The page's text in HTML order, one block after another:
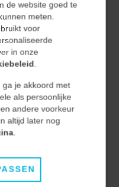
klanten begrijpen
we deze naar
relevantie en
de website goed te
meten.
voor
in onze
.
ga je akkoord met
als persoonlijke
andere voorkeur
altijd later nog
.